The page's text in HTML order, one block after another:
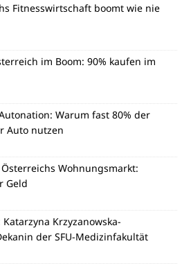
Fitnesswirtschaft boomt wie nie
im Boom: 90% kaufen im
Warum fast 80% der
Auto nutzen
Wohnungsmarkt:
Geld
Krzyzanowska-
der SFU-Medizinfakultät